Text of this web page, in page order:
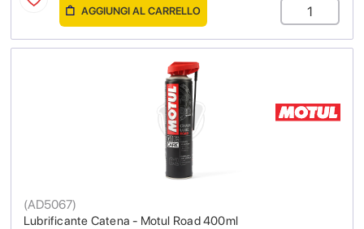
AGGIUNGI AL CARRELLO
Lubrificante Catena - Motul Road 400ml
(AD5067)